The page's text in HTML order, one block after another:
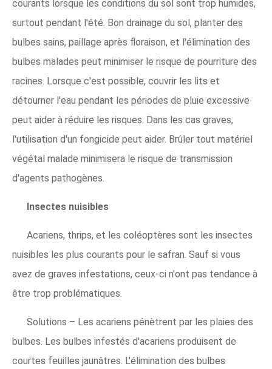
courants lorsque les conditions du sol sont trop humides,
surtout pendant l'été. Bon drainage du sol, planter des
bulbes sains, paillage après floraison, et l'élimination des
bulbes malades peut minimiser le risque de pourriture des
racines. Lorsque c'est possible, couvrir les lits et
détourner l'eau pendant les périodes de pluie excessive
peut aider à réduire les risques. Dans les cas graves,
l'utilisation d'un fongicide peut aider. Brûler tout matériel
végétal malade minimisera le risque de transmission
d'agents pathogènes.
Insectes nuisibles
Acariens, thrips, et les coléoptères sont les insectes
nuisibles les plus courants pour le safran. Sauf si vous
avez de graves infestations, ceux-ci n'ont pas tendance à
être trop problématiques.
Solutions – Les acariens pénètrent par les plaies des
bulbes. Les bulbes infestés d'acariens produisent de
courtes feuilles jaunâtres. L'élimination des bulbes